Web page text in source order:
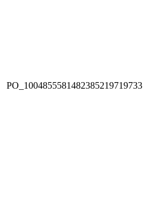
PO_1004855581482385219719733